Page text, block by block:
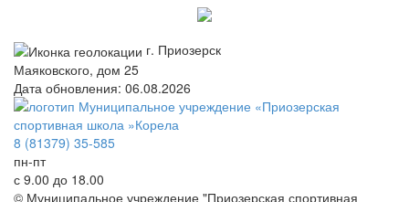
г. Приозерск
Маяковского, дом 25
Дата обновления: 06.08.2026
8 (81379) 35-585
пн-пт
с 9.00 до 18.00
© Муниципальное учреждение "Приозерская спортивная